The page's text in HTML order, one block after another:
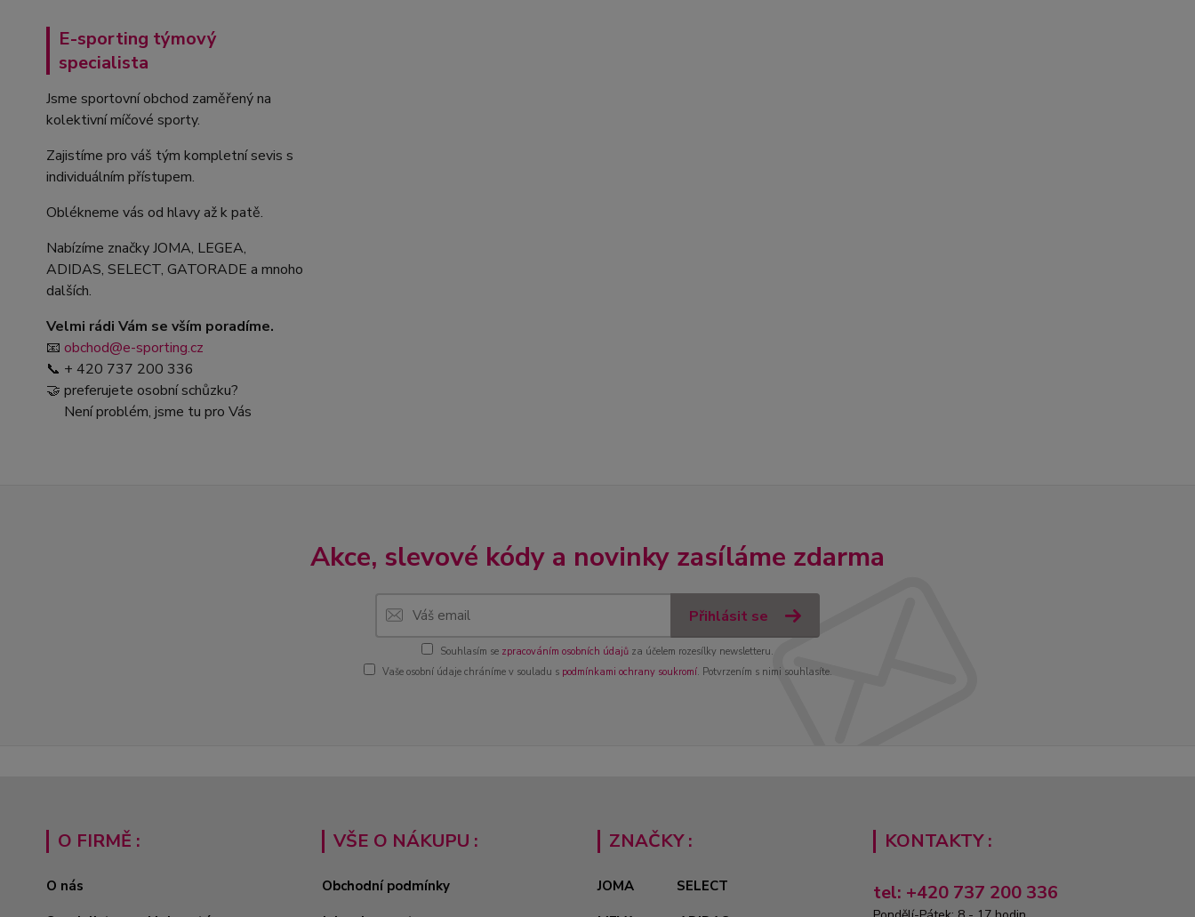
E-sporting týmový
specialista
Jsme sportovní obchod zaměřený na
kolektivní míčové sporty.
Zajistíme pro váš tým kompletní sevis s
individuálním přístupem.
Oblékneme vás od hlavy až k patě.
Nabízíme značky JOMA, LEGEA,
ADIDAS, SELECT, GATORADE a mnoho
dalších.
Velmi rádi Vám se vším poradíme.
📧 obchod@e-sporting.cz
📞 + 420 737 200 336
🤝 preferujete osobní schůzku?
Není problém, jsme tu pro Vás
Akce, slevové kódy a novinky zasíláme zdarma
Přihlásit se
Souhlasím se zpracováním osobních údajů za účelem rozesílky newsletteru.
Vaše osobní údaje chráníme v souladu s podmínkami ochrany soukromí. Potvrzením s nimi souhlasíte.
O FIRMĚ :
O nás
VŠE O NÁKUPU :
Obchodní podmínky
ZNAČKY :
JOMA
SELECT
KONTAKTY :
tel: +420 737 200 336